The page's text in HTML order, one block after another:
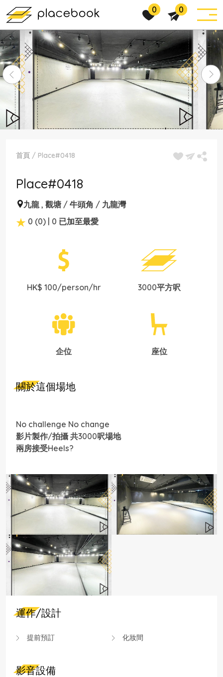
0 0
首頁 / Place#0418
Place#0418
九龍 , 觀塘 / 牛頭角 / 九龍灣
0 (0) | 0 已加至最愛
HK$ 100/person/hr 3000平方呎
企位 座位
關於這個場地
No challenge No change
影片製作/拍攝 共3000呎場地
兩房接受Heels?
運作/設計
提前預訂 化妝間
影音設備